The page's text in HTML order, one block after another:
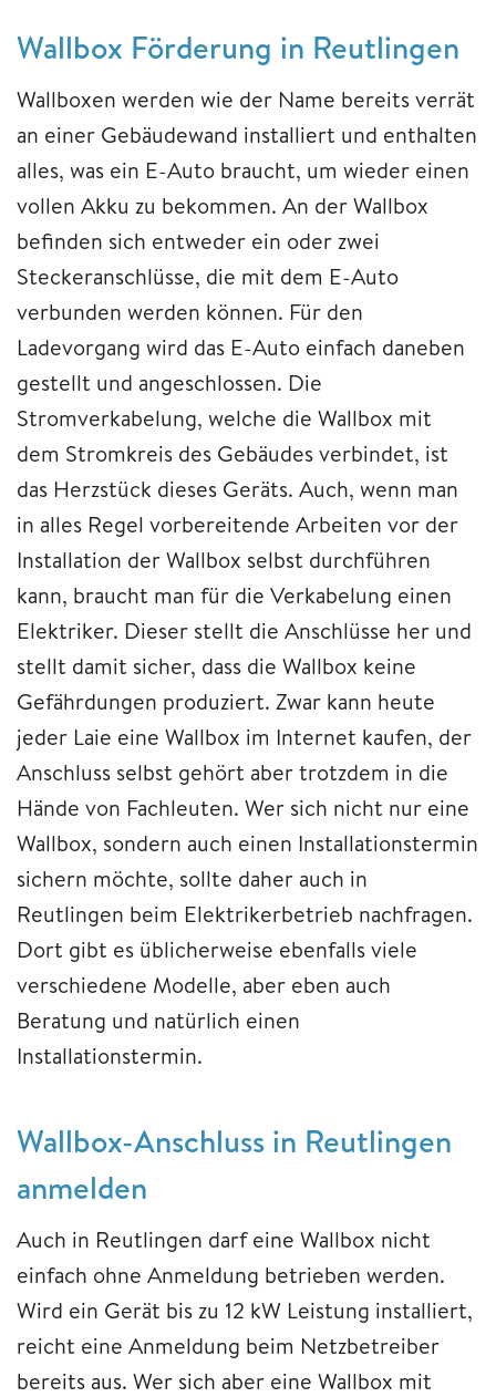
Wallbox Förderung in Reutlingen
Wallboxen werden wie der Name bereits verrät
an einer Gebäudewand installiert und enthalten
alles, was ein E-Auto braucht, um wieder einen
vollen Akku zu bekommen. An der Wallbox
befinden sich entweder ein oder zwei
Steckeranschlüsse, die mit dem E-Auto
verbunden werden können. Für den
Ladevorgang wird das E-Auto einfach daneben
gestellt und angeschlossen. Die
Stromverkabelung, welche die Wallbox mit
dem Stromkreis des Gebäudes verbindet, ist
das Herzstück dieses Geräts. Auch, wenn man
in alles Regel vorbereitende Arbeiten vor der
Installation der Wallbox selbst durchführen
kann, braucht man für die Verkabelung einen
Elektriker. Dieser stellt die Anschlüsse her und
stellt damit sicher, dass die Wallbox keine
Gefährdungen produziert. Zwar kann heute
jeder Laie eine Wallbox im Internet kaufen, der
Anschluss selbst gehört aber trotzdem in die
Hände von Fachleuten. Wer sich nicht nur eine
Wallbox, sondern auch einen Installationstermin
sichern möchte, sollte daher auch in
Reutlingen beim Elektrikerbetrieb nachfragen.
Dort gibt es üblicherweise ebenfalls viele
verschiedene Modelle, aber eben auch
Beratung und natürlich einen
Installationstermin.
Wallbox-Anschluss in Reutlingen
anmelden
Auch in Reutlingen darf eine Wallbox nicht
einfach ohne Anmeldung betrieben werden.
Wird ein Gerät bis zu 12 kW Leistung installiert,
reicht eine Anmeldung beim Netzbetreiber
bereits aus. Wer sich aber eine Wallbox mit